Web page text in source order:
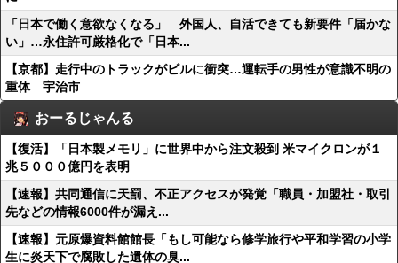
「日本で働く意欲なくなる」 外国人、自活できても新要件「届かな
い」…永住許可厳格化で「日本...
【京都】走行中のトラックがビルに衝突…運転手の男性が意識不明の
重体 宇治市
おーるじゃんる
【復活】「日本製メモリ」に世界中から注文殺到 米マイクロンが１
兆５０００億円を表明
【速報】共同通信に天罰、不正アクセスが発覚「職員・加盟社・取引
先などの情報6000件が漏え...
【速報】元原爆資料館館長「もし可能なら修学旅行や平和学習の小学
生に炎天下で腐敗した遺体の臭...